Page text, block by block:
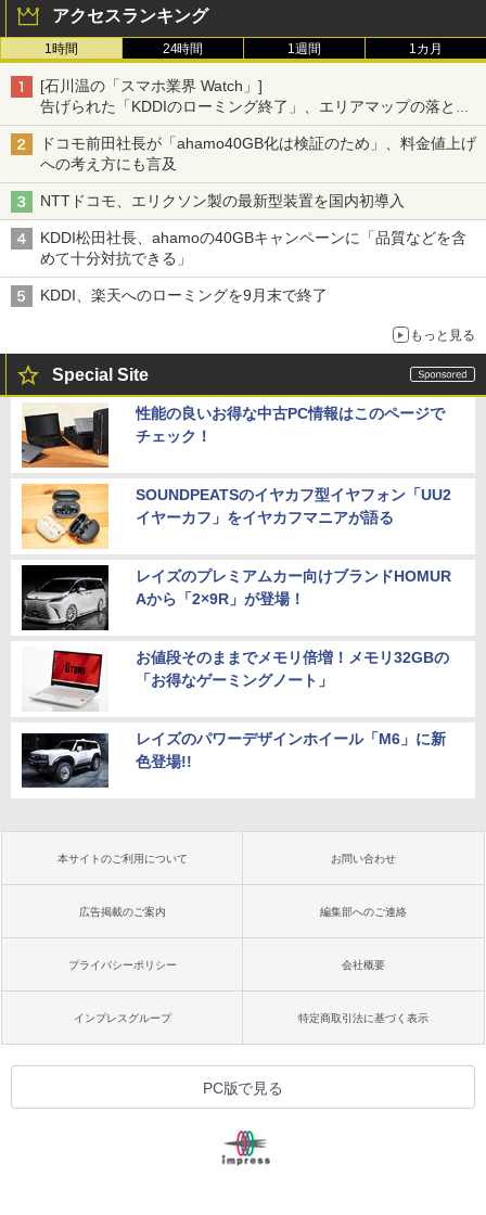
アクセスランキング
1時間 24時間 1週間 1カ月
[石川温の「スマホ業界 Watch」]
告げられた「KDDIのローミング終了」、エリアマップの落とし
穴と楽天モバイルの課題
ドコモ前田社長が「ahamo40GB化は検証のため」、料金値上げ
への考え方にも言及
NTTドコモ、エリクソン製の最新型装置を国内初導入
KDDI松田社長、ahamoの40GBキャンペーンに「品質などを含
めて十分対抗できる」
KDDI、楽天へのローミングを9月末で終了
もっと見る
Special Site
性能の良いお得な中古PC情報はこのページで
チェック！
SOUNDPEATSのイヤカフ型イヤフォン「UU2
イヤーカフ」をイヤカフマニアが語る
レイズのプレミアムカー向けブランドHOMUR
Aから「2×9R」が登場！
お値段そのままでメモリ倍増！メモリ32GBの
「お得なゲーミングノート」
レイズのパワーデザインホイール「M6」に新
色登場!!
本サイトのご利用について お問い合わせ
広告掲載のご案内 編集部へのご連絡
プライバシーポリシー 会社概要
インプレスグループ 特定商取引法に基づく表示
PC版で見る